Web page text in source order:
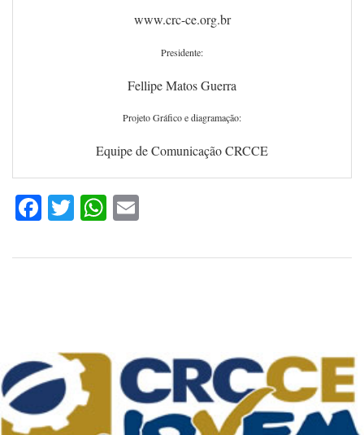
www.crc-ce.org.br
Presidente:
Fellipe Matos Guerra
Projeto Gráfico e diagramação:
Equipe de Comunicação CRCCE
Facebook
TwitterWhatsApp